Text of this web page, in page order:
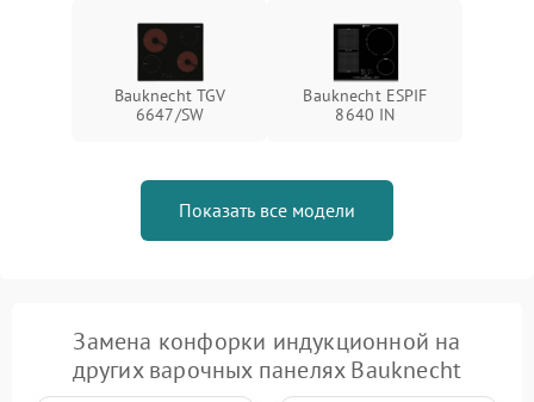
Bauknecht TGV
6647/SW
Bauknecht ESPIF
8640 IN
Показать все модели
Замена конфорки индукционной на
других варочных панелях Bauknecht